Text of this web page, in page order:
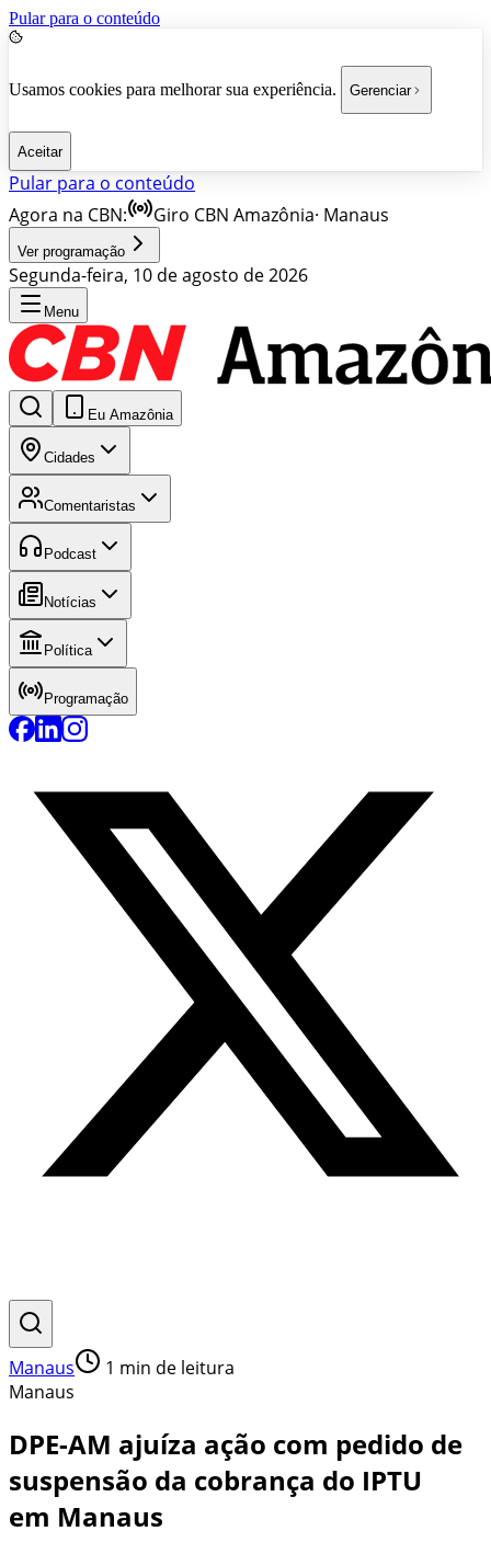
Pular para o conteúdo
Usamos cookies para melhorar sua experiência. Gerenciar
Aceitar
Pular para o conteúdo
Agora na CBN:
Giro CBN Amazônia· Manaus
Ver programação
Segunda-feira, 10 de agosto de 2026
Menu
Eu Amazônia
Cidades
Comentaristas
Podcast
Notícias
Política
Programação
Manaus 1 min de leitura
Manaus
DPE-AM ajuíza ação com pedido de
suspensão da cobrança do IPTU
em Manaus